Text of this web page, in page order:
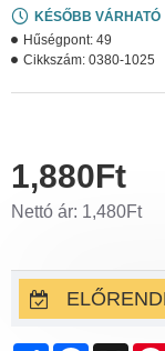
KÉSŐBB VÁRHATÓ
Hűségpont: 49
Cikkszám: 0380-1025
1,880Ft
Nettó ár: 1,480Ft